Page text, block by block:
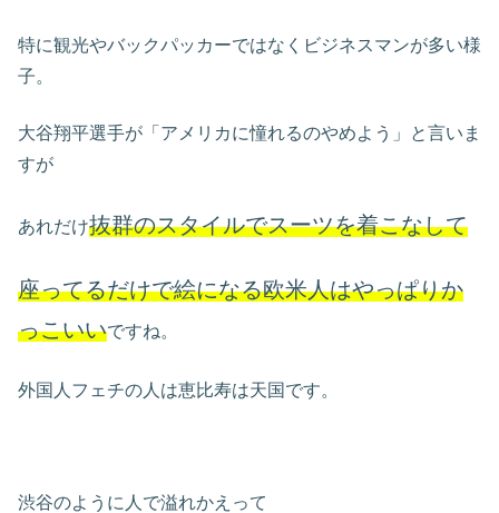
特に観光やバックパッカーではなくビジネスマンが多い様
子。
大谷翔平選手が「アメリカに憧れるのやめよう」と言いま
すが
あれだけ抜群のスタイルでスーツを着こなして
座ってるだけで絵になる欧米人はやっぱりか
っこいいですね。
外国人フェチの人は恵比寿は天国です。
渋谷のように人で溢れかえって